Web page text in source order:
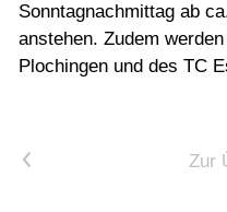
Sonntagnachmittag ab
anstehen. Zudem
Plochingen und des TC
Vorheriger Artikel Zur